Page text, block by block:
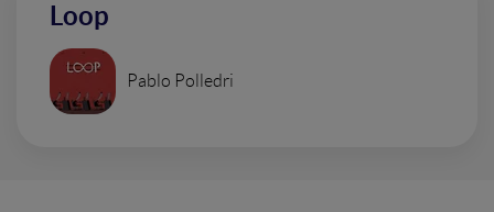
Loop
Pablo Polledri